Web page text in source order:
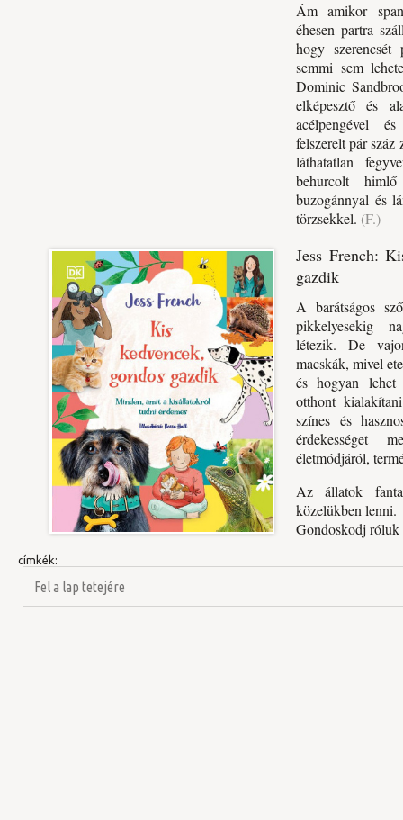
Ám amikor
éhesen partra
hogy szerencsét
semmi sem
Dominic
elképesztő és
acélpengével
felszerelt pár
láthatatlan
behurcolt
buzogánnyal és
törzsekkel. (F.)
Jess French:
gazdik
A barátságos
pikkelyesekig
létezik. De
macskák, mivel
és hogyan lehet
otthont
színes és
érdekességet
életmódjáról,
Az állatok
közelükben lenni.
Gondoskodj
címkék:
Fel a lap tetejére